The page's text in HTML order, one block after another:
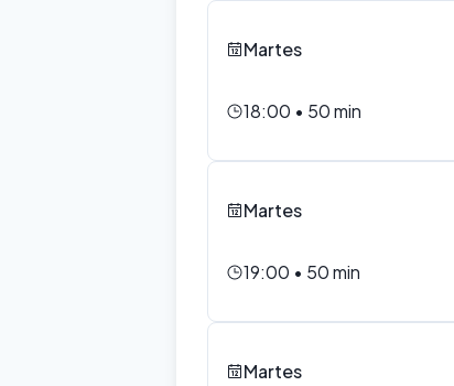
Martes
18:00 • 50min
Martes
19:00 • 50min
Martes